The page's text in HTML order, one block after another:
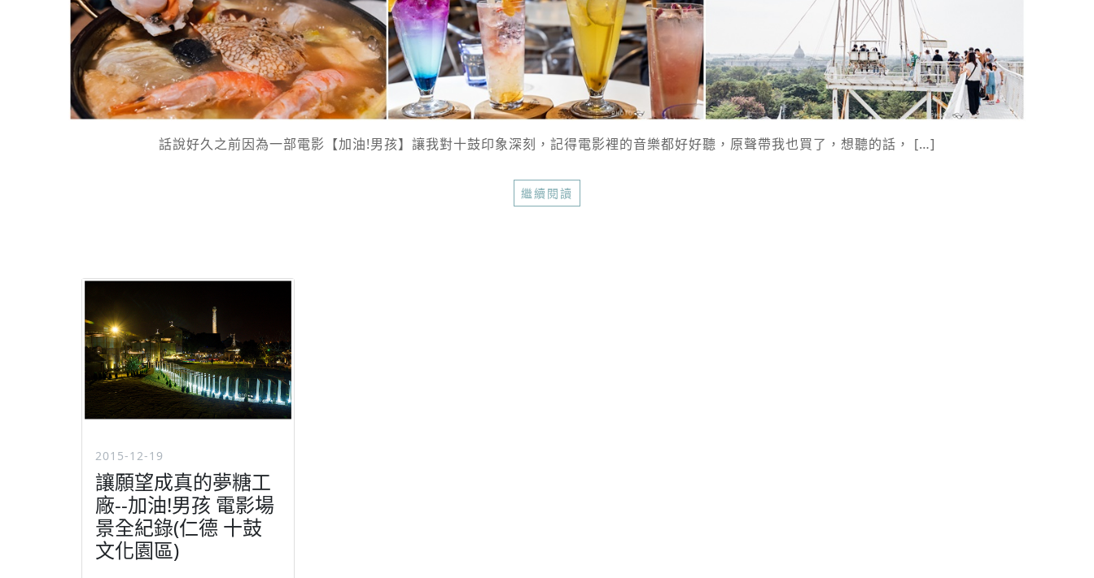
話說好久之前因為一部電影【加油!男孩】讓我對十鼓印象深刻，記得電影裡的音樂都好好聽，原聲帶我也買了，想聽的話， […]
繼續閱讀
2015-12-19
讓願望成真的夢糖工
廠--加油!男孩 電影場
景全紀錄(仁德 十鼓
文化園區)